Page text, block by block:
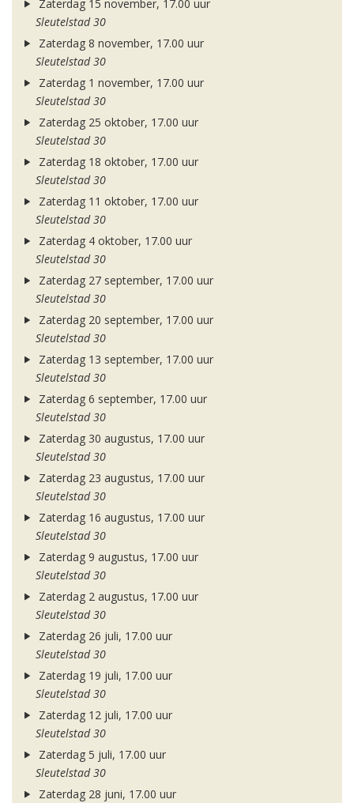
Zaterdag 15 november, 17.00 uur
Sleutelstad 30
Zaterdag 8 november, 17.00 uur
Sleutelstad 30
Zaterdag 1 november, 17.00 uur
Sleutelstad 30
Zaterdag 25 oktober, 17.00 uur
Sleutelstad 30
Zaterdag 18 oktober, 17.00 uur
Sleutelstad 30
Zaterdag 11 oktober, 17.00 uur
Sleutelstad 30
Zaterdag 4 oktober, 17.00 uur
Sleutelstad 30
Zaterdag 27 september, 17.00 uur
Sleutelstad 30
Zaterdag 20 september, 17.00 uur
Sleutelstad 30
Zaterdag 13 september, 17.00 uur
Sleutelstad 30
Zaterdag 6 september, 17.00 uur
Sleutelstad 30
Zaterdag 30 augustus, 17.00 uur
Sleutelstad 30
Zaterdag 23 augustus, 17.00 uur
Sleutelstad 30
Zaterdag 16 augustus, 17.00 uur
Sleutelstad 30
Zaterdag 9 augustus, 17.00 uur
Sleutelstad 30
Zaterdag 2 augustus, 17.00 uur
Sleutelstad 30
Zaterdag 26 juli, 17.00 uur
Sleutelstad 30
Zaterdag 19 juli, 17.00 uur
Sleutelstad 30
Zaterdag 12 juli, 17.00 uur
Sleutelstad 30
Zaterdag 5 juli, 17.00 uur
Sleutelstad 30
Zaterdag 28 juni, 17.00 uur